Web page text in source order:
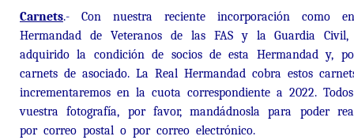
Carnets.- Con nuestra reciente incorporación como
Hermandad de Veteranos de las FAS y la Guardia
adquirido la condición de socios de esta Hermandad y,
carnets de asociado. La Real Hermandad cobra estos
incrementaremos en la cuota correspondiente a 2022.
vuestra fotografía, por favor, mandádnosla para poder
por correo postal o por correo electrónico.